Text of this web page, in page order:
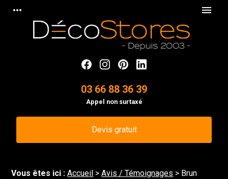
more_horiz menu
03 66 88 36 39
Appel non surtaxé
Devis gratuit
Vous êtes ici :Accueil >Avis / Témoignages > Brun